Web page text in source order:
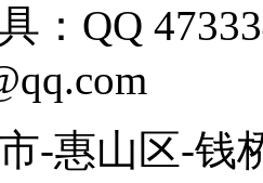
具：QQ
-惠山区-钱